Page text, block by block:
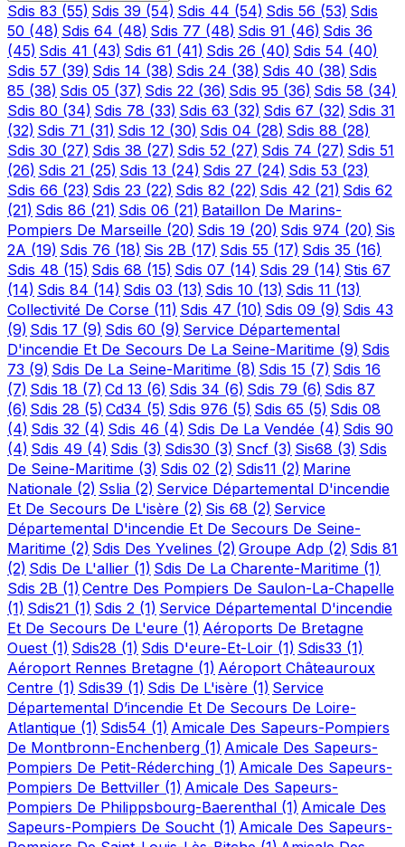
Sdis 83 (55) Sdis 39 (54) Sdis 44 (54) Sdis 56 (53) Sdis
50 (48) Sdis 64 (48) Sdis 77 (48) Sdis 91 (46) Sdis 36
(45) Sdis 41 (43) Sdis 61 (41) Sdis 26 (40) Sdis 54 (40)
Sdis 57 (39) Sdis 14 (38) Sdis 24 (38) Sdis 40 (38) Sdis
85 (38) Sdis 05 (37) Sdis 22 (36) Sdis 95 (36) Sdis 58 (34)
Sdis 80 (34) Sdis 78 (33) Sdis 63 (32) Sdis 67 (32) Sdis 31
(32) Sdis 71 (31) Sdis 12 (30) Sdis 04 (28) Sdis 88 (28)
Sdis 30 (27) Sdis 38 (27) Sdis 52 (27) Sdis 74 (27) Sdis 51
(26) Sdis 21 (25) Sdis 13 (24) Sdis 27 (24) Sdis 53 (23)
Sdis 66 (23) Sdis 23 (22) Sdis 82 (22) Sdis 42 (21) Sdis 62
(21) Sdis 86 (21) Sdis 06 (21) Bataillon De Marins-
Pompiers De Marseille (20) Sdis 19 (20) Sdis 974 (20) Sis
2A (19) Sdis 76 (18) Sis 2B (17) Sdis 55 (17) Sdis 35 (16)
Sdis 48 (15) Sdis 68 (15) Sdis 07 (14) Sdis 29 (14) Stis 67
(14) Sdis 84 (14) Sdis 03 (13) Sdis 10 (13) Sdis 11 (13)
Collectivité De Corse (11) Sdis 47 (10) Sdis 09 (9) Sdis 43
(9) Sdis 17 (9) Sdis 60 (9) Service Départemental
D'incendie Et De Secours De La Seine-Maritime (9) Sdis
73 (9) Sdis De La Seine-Maritime (8) Sdis 15 (7) Sdis 16
(7) Sdis 18 (7) Cd 13 (6) Sdis 34 (6) Sdis 79 (6) Sdis 87
(6) Sdis 28 (5) Cd34 (5) Sdis 976 (5) Sdis 65 (5) Sdis 08
(4) Sdis 32 (4) Sdis 46 (4) Sdis De La Vendée (4) Sdis 90
(4) Sdis 49 (4) Sdis (3) Sdis30 (3) Sncf (3) Sis68 (3) Sdis
De Seine-Maritime (3) Sdis 02 (2) Sdis11 (2) Marine
Nationale (2) Sslia (2) Service Départemental D'incendie
Et De Secours De L'isère (2) Sis 68 (2) Service
Départemental D'incendie Et De Secours De Seine-
Maritime (2) Sdis Des Yvelines (2) Groupe Adp (2) Sdis 81
(2) Sdis De L'allier (1) Sdis De La Charente-Maritime (1)
Sdis 2B (1) Centre Des Pompiers De Saulon-La-Chapelle
(1) Sdis21 (1) Sdis 2 (1) Service Départemental D'incendie
Et De Secours De L'eure (1) Aéroports De Bretagne
Ouest (1) Sdis28 (1) Sdis D'eure-Et-Loir (1) Sdis33 (1)
Aéroport Rennes Bretagne (1) Aéroport Châteauroux
Centre (1) Sdis39 (1) Sdis De L'isère (1) Service
Départemental D’incendie Et De Secours De Loire-
Atlantique (1) Sdis54 (1) Amicale Des Sapeurs-Pompiers
De Montbronn-Enchenberg (1) Amicale Des Sapeurs-
Pompiers De Petit-Réderching (1) Amicale Des Sapeurs-
Pompiers De Bettviller (1) Amicale Des Sapeurs-
Pompiers De Philippsbourg-Baerenthal (1) Amicale Des
Sapeurs-Pompiers De Soucht (1) Amicale Des Sapeurs-